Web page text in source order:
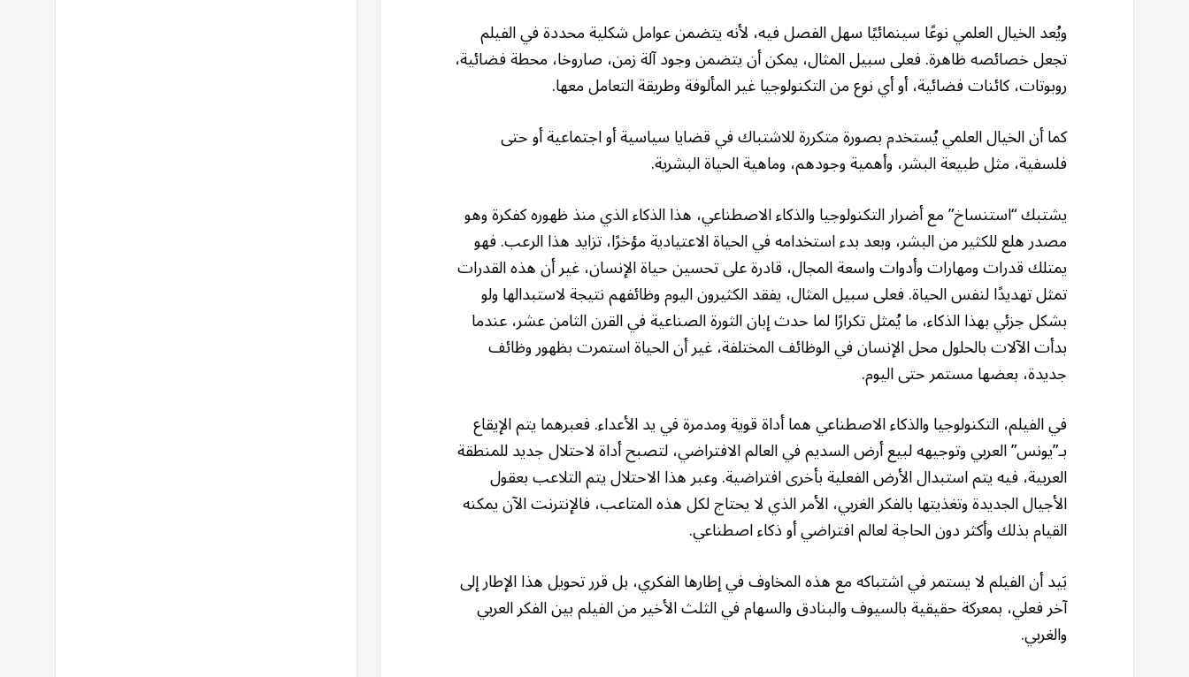
ويُعد الخيال العلمي نوعًا سينمائيًا سهل الفصل فيه، لأنه يتضمن عوامل شكلية محددة في الفيلم
تجعل خصائصه ظاهرة. فعلى سبيل المثال، يمكن أن يتضمن وجود آلة زمن، صاروخا، محطة فضائية،
روبوتات، كائنات فضائية، أو أي نوع من التكنولوجيا غير المألوفة وطريقة التعامل معها.
كما أن الخيال العلمي يُستخدم بصورة متكررة للاشتباك في قضايا سياسية أو اجتماعية أو حتى
فلسفية، مثل طبيعة البشر، وأهمية وجودهم، وماهية الحياة البشرية.
يشتبك “استنساخ” مع أضرار التكنولوجيا والذكاء الاصطناعي، هذا الذكاء الذي منذ ظهوره كفكرة وهو
مصدر هلع للكثير من البشر، وبعد بدء استخدامه في الحياة الاعتيادية مؤخرًا، تزايد هذا الرعب. فهو
يمتلك قدرات ومهارات وأدوات واسعة المجال، قادرة على تحسين حياة الإنسان، غير أن هذه القدرات
تمثل تهديدًا لنفس الحياة. فعلى سبيل المثال، يفقد الكثيرون اليوم وظائفهم نتيجة لاستبدالها ولو
بشكل جزئي بهذا الذكاء، ما يُمثل تكرارًا لما حدث إبان الثورة الصناعية في القرن الثامن عشر، عندما
بدأت الآلات بالحلول محل الإنسان في الوظائف المختلفة، غير أن الحياة استمرت بظهور وظائف
جديدة، بعضها مستمر حتى اليوم.
في الفيلم، التكنولوجيا والذكاء الاصطناعي هما أداة قوية ومدمرة في يد الأعداء. فعبرهما يتم الإيقاع
بـ”يونس” العربي وتوجيهه لبيع أرض السديم في العالم الافتراضي، لتصبح أداة لاحتلال جديد للمنطقة
العربية، فيه يتم استبدال الأرض الفعلية بأخرى افتراضية. وعبر هذا الاحتلال يتم التلاعب بعقول
الأجيال الجديدة وتغذيتها بالفكر الغربي، الأمر الذي لا يحتاج لكل هذه المتاعب، فالإنترنت الآن يمكنه
القيام بذلك وأكثر دون الحاجة لعالم افتراضي أو ذكاء اصطناعي.
بَيد أن الفيلم لا يستمر في اشتباكه مع هذه المخاوف في إطارها الفكري، بل قرر تحويل هذا الإطار إلى
آخر فعلي، بمعركة حقيقية بالسيوف والبنادق والسهام في الثلث الأخير من الفيلم بين الفكر العربي
والغربي.